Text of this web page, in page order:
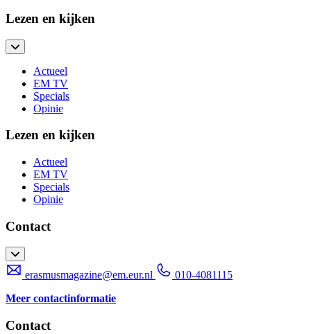
Lezen en kijken
Actueel
EM TV
Specials
Opinie
Lezen en kijken
Actueel
EM TV
Specials
Opinie
Contact
erasmusmagazine@em.eur.nl
010-4081115
Meer contactinformatie
Contact